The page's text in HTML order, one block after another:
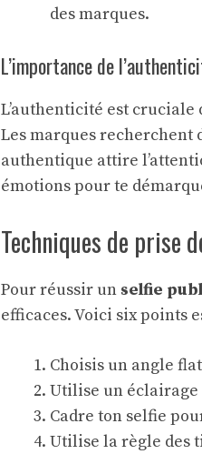
des marques.
L’importance de
L’authenticité est cruciale
Les marques recherchent
authentique attire
émotions pour te
Techniques de prise
Pour réussir un selfie
efficaces. Voici six points
Choisis un angle
Utilise un
Cadre ton selfie
Utilise la règle des